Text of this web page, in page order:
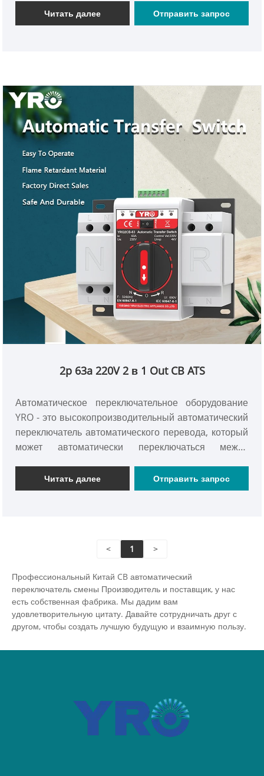
непрерывный источник питания. YRO 4P 63A 400V
ATSE имеет сертификат CE и использует медные
решений источника питания.
Читать далее Отправить запрос
2p 63a 220V 2 в 1 Out CB ATS
Автоматическое переключательное оборудование
YRO - это высокопроизводительный автоматический
переключатель автоматического перевода, который
может автоматически переключаться между
источником питания для обеспечения непрерывного
источника питания. Этот переключатель подвергся
приложений для удовлетворения потребностей
применения.
Читать далее Отправить запрос
< 1 >
Профессиональный Китай CB автоматический
переключатель смены Производитель и поставщик, у нас
есть собственная фабрика. Мы дадим вам
удовлетворительную цитату. Давайте сотрудничать друг с
другом, чтобы создать лучшую будущую и взаимную пользу.